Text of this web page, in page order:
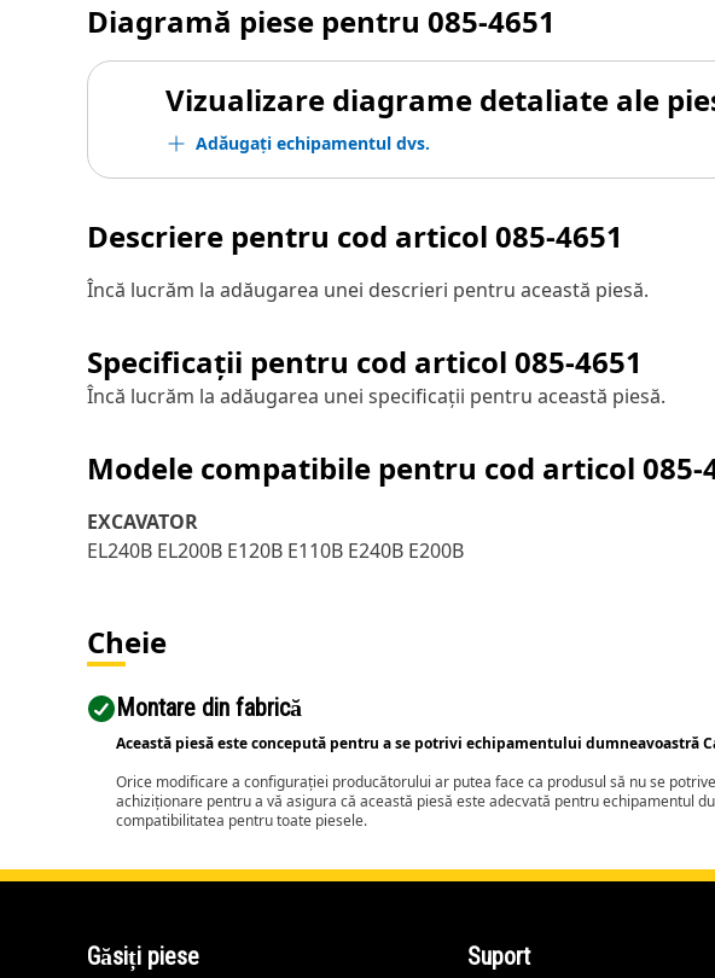
Diagramă piese pentru 085-4651
Vizualizare diagrame detaliate ale
Adăugați echipamentul dvs.
Descriere pentru cod articol 085-4651
Încă lucrăm la adăugarea unei descrieri pentru această piesă.
Specificații pentru cod articol 085-4651
Încă lucrăm la adăugarea unei specificații pentru această piesă.
Modele compatibile pentru cod articol 085-
EXCAVATOR
EL240B EL200B E120B E110B E240B E200B
Cheie
Montare din fabrică
Această piesă este concepută pentru a se potrivi echipamentului dumneavoastră
Orice modificare a configurației producătorului ar putea face ca produsul să nu se
achiziționare pentru a vă asigura că această piesă este adecvată pentru echipamentul
compatibilitatea pentru toate piesele.
Găsiți piese Suport